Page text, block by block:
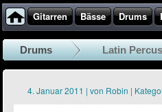
Gitarren Bässe Drums
Drums Latin
4. Januar 2011 | von Robin |